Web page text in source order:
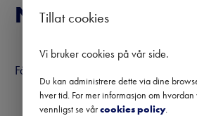
Norges fremste
om klassisk
Få oversikt over kommende
anbefalinger fra hele
Tillat cookies
Vi bruker cookies på vår side.
Du kan administrere dette via dine
hver tid. For mer informasjon om hvordan
vennligst se vårcookies policy.